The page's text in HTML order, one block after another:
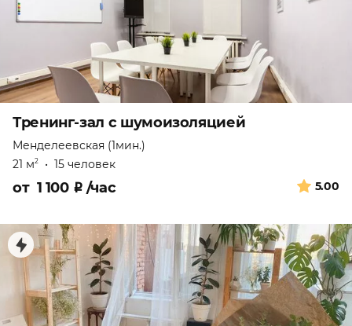
Тренинг-зал с шумоизоляцией
Менделеевская (1мин.)
21 м2 • 15 человек
5.00
от 1 100 ₽ /час